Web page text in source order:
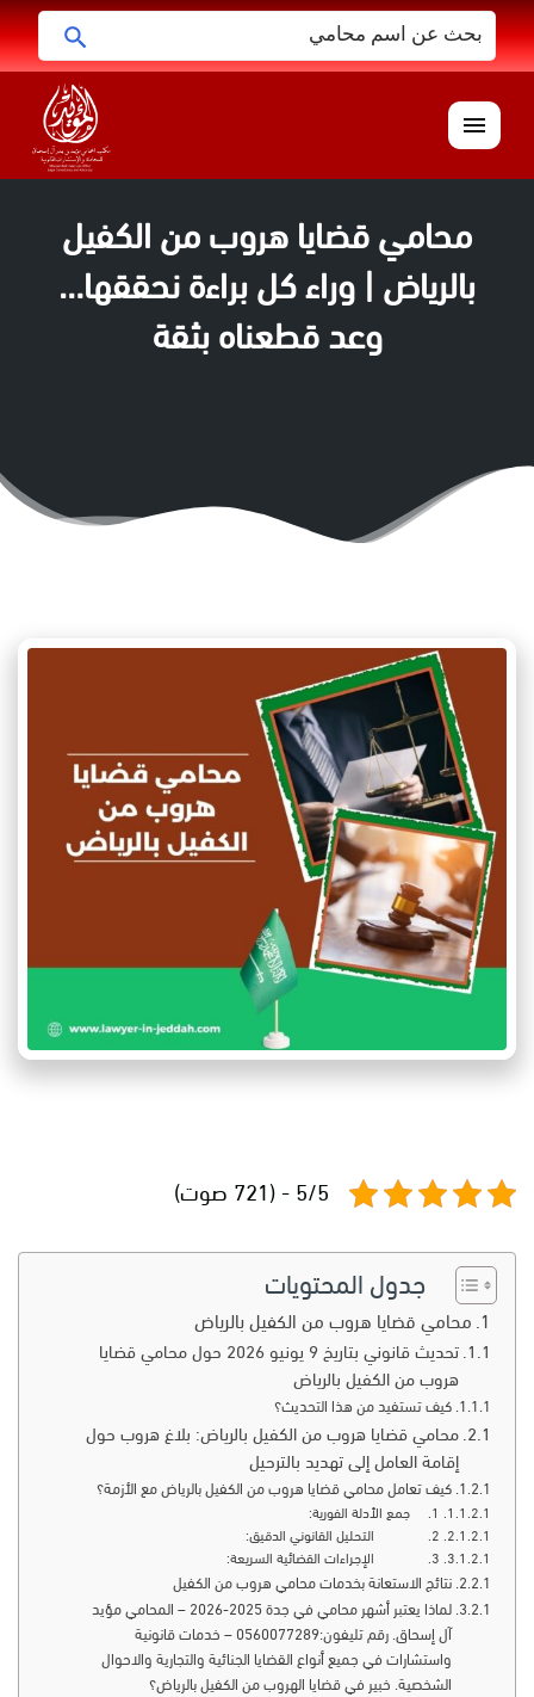
البحث
عن:
القائمة
محامي قضايا هروب من الكفيل
بالرياض | وراء كل براءة نحققها…
وعد قطعناه بثقة
5/5 - (721 صوت)
جدول المحتويات
محامي قضايا هروب من الكفيل بالرياض
تحديث قانوني بتاريخ 9 يونيو 2026 حول محامي قضايا
هروب من الكفيل بالرياض
كيف تستفيد من هذا التحديث؟
محامي قضايا هروب من الكفيل بالرياض: بلاغ هروب حول
إقامة العامل إلى تهديد بالترحيل
كيف تعامل محامي قضايا هروب من الكفيل بالرياض مع الأزمة؟
1. جمع الأدلة الفورية:
2. التحليل القانوني الدقيق:
3. الإجراءات القضائية السريعة:
نتائج الاستعانة بخدمات محامي هروب من الكفيل
لماذا يعتبر أشهر محامي في جدة 2025-2026 – المحامي مؤيد
آل إسحاق. رقم تليفون:0560077289 – خدمات قانونية
واستشارات في جميع أنواع القضايا الجنائية والتجارية والاحوال
الشخصية. خبير في قضايا الهروب من الكفيل بالرياض؟